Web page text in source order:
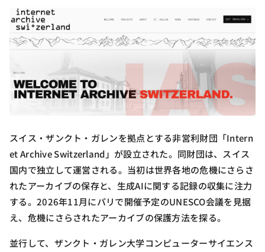
スイス・ザンクト・ガレンを拠点とする非営利財団「Intern
et Archive Switzerland」が設立された。同財団は、スイス
国内で独立して運営される。当初は世界各地の危機にさらさ
れたアーカイブの保存と、生成AIに関する記録の収集に注力
する。2026年11月にパリで開催予定のUNESCO会議を見据
え、危機にさらされたアーカイブの保護方法を探る。
並行して、ザンクト・ガレン大学コンピューターサイエンス